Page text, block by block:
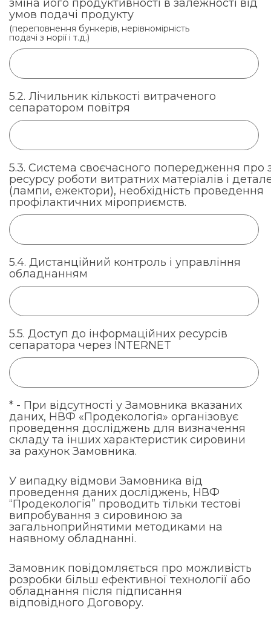
зміна його продуктивності в залежності від
умов подачі продукту
(переповнення бункерів, нерівномірність
подачі з норії і т.д.)
5.2. Лічильник кількості витраченого
сепаратором повітря
5.3. Система своєчасного попередження про
ресурсу роботи витратних матеріалів і
(лампи, ежектори), необхідність проведення
профілактичних міроприємств.
5.4. Дистанційний контроль і управління
обладнанням
5.5. Доступ до інформаційних ресурсів
сепаратора через INTERNET
* - При відсутності у Замовника вказаних
даних, НВФ «Продекологія» організовує
проведення досліджень для визначення
складу та інших характеристик сировини
за рахунок Замовника.
У випадку відмови Замовника від
проведення даних досліджень, НВФ
“Продекологія” проводить тільки тестові
випробування з сировиною за
загальноприйнятими методиками на
наявному обладнанні.
Замовник повідомляється про можливість
розробки більш ефективної технології або
обладнання після підписання
відповідного Договору.